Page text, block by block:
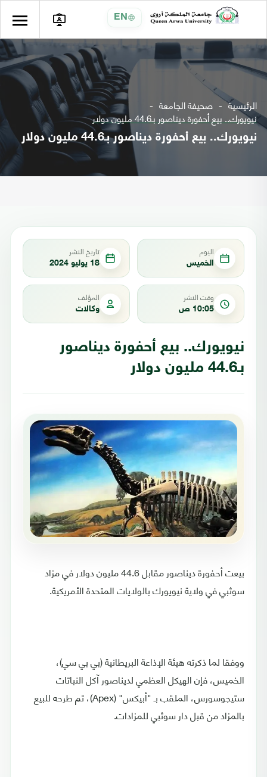
EN
الرئيسية صحيفة الجامعة
نيويورك.. بيع أحفورة ديناصور بـ44.6 مليون دولار
نيويورك.. بيع أحفورة ديناصور بـ44.6 مليون دولار
اليوم
الخميس
تاريخ النشر
18 يوليو 2024
وقت النشر
10:05 ص
المؤلف
وكالات
نيويورك.. بيع أحفورة ديناصور
بـ44.6 مليون دولار
بيعت أحفورة ديناصور مقابل 44.6 مليون دولار في مزاد
سوثبي في ولاية نيويورك بالولايات المتحدة الأمريكية.
ووفقا لما ذكرته هيئة الإذاعة البريطانية (بي بي سي)،
الخميس، فإن الهيكل العظمي لديناصور آكل النباتات
ستيجوسورس، الملقب بـ "أبيكس" (Apex)، تم طرحه للبيع
بالمزاد من قبل دار سوثبي للمزادات.